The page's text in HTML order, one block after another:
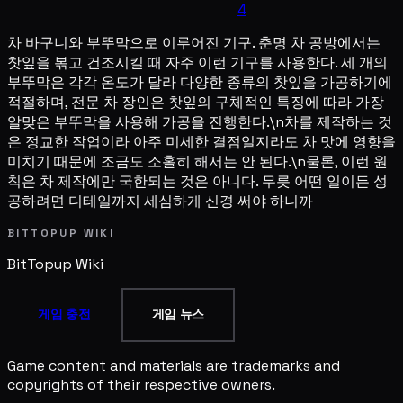
4
차 바구니와 부뚜막으로 이루어진 기구. 춘명 차 공방에서는
찻잎을 볶고 건조시킬 때 자주 이런 기구를 사용한다. 세 개의
부뚜막은 각각 온도가 달라 다양한 종류의 찻잎을 가공하기에
적절하며, 전문 차 장인은 찻잎의 구체적인 특징에 따라 가장
알맞은 부뚜막을 사용해 가공을 진행한다.\n차를 제작하는 것
은 정교한 작업이라 아주 미세한 결점일지라도 차 맛에 영향을
미치기 때문에 조금도 소홀히 해서는 안 된다.\n물론, 이런 원
칙은 차 제작에만 국한되는 것은 아니다. 무릇 어떤 일이든 성
공하려면 디테일까지 세심하게 신경 써야 하니까
BITTOPUP WIKI
BitTopup Wiki
게임 충전 게임 뉴스
Game content and materials are trademarks and
copyrights of their respective owners.